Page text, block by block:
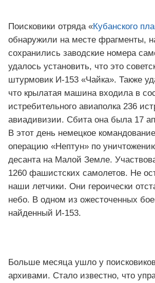
Поисковики отряда «Кубанского
обнаружили на месте фрагменты,
сохранились заводские номера
удалось установить, что это
штурмовик И-153 «Чайка». Также
что крылатая машина входила в
истребительного авиаполка 236
авиадивизии. Сбита она была 17
В этот день немецкое
операцию «Нептун» по
десанта на Малой Земле.
1260 фашистских самолетов. Не
наши летчики. Они героически
небо. В одном из ожесточенных
найденный И-153.
Больше месяца ушло у
архивами. Стало известно, что